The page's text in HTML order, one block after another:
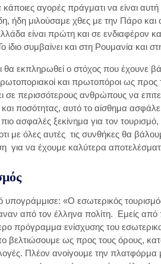
αγορές πράγματι να είναι
ήδη μιλούσαμε χθες με την Πάρο και
είναι πρώτη και σε ενδιαφέρον
συμβαίνει και στη Ρουμανία και
θα εκπληρωθεί ο στόχος που έχουνε
και πρωτοπόροι ως
σε περισσότερους ανθρώπους να
ποσότητας, αυτό το αίσθημα
ασφαλές ξεκίνημα για τον
με όλες αυτές τις συνθήκες θα
για να έχουμε καλύτερα
υπογράμμισε: «Ο εσωτερικός
από τον έλληνα πολίτη. Εμείς
πρόγραμμα ενίσχυσης του
ως προς τους όρους,
Πλέον ανοίγουμε την πλατφόρμα